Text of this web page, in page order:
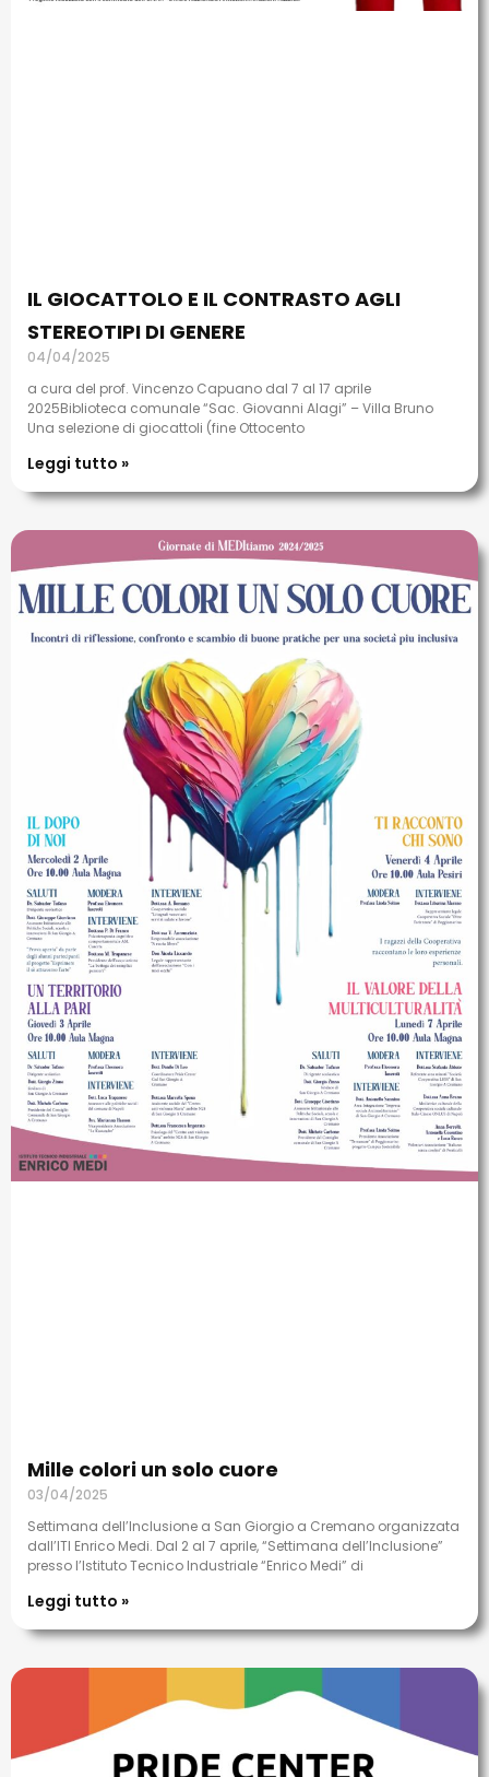
IL GIOCATTOLO E IL CONTRASTO AGLI
STEREOTIPI DI GENERE
04/04/2025
a cura del prof. Vincenzo Capuano dal 7 al 17 aprile
2025Biblioteca comunale “Sac. Giovanni Alagi” – Villa Bruno
Una selezione di giocattoli (fine Ottocento
Leggi tutto »
Mille colori un solo cuore
03/04/2025
Settimana dell’Inclusione a San Giorgio a Cremano organizzata
dall’ITI Enrico Medi. Dal 2 al 7 aprile, “Settimana dell’Inclusione”
presso l’Istituto Tecnico Industriale “Enrico Medi” di
Leggi tutto »